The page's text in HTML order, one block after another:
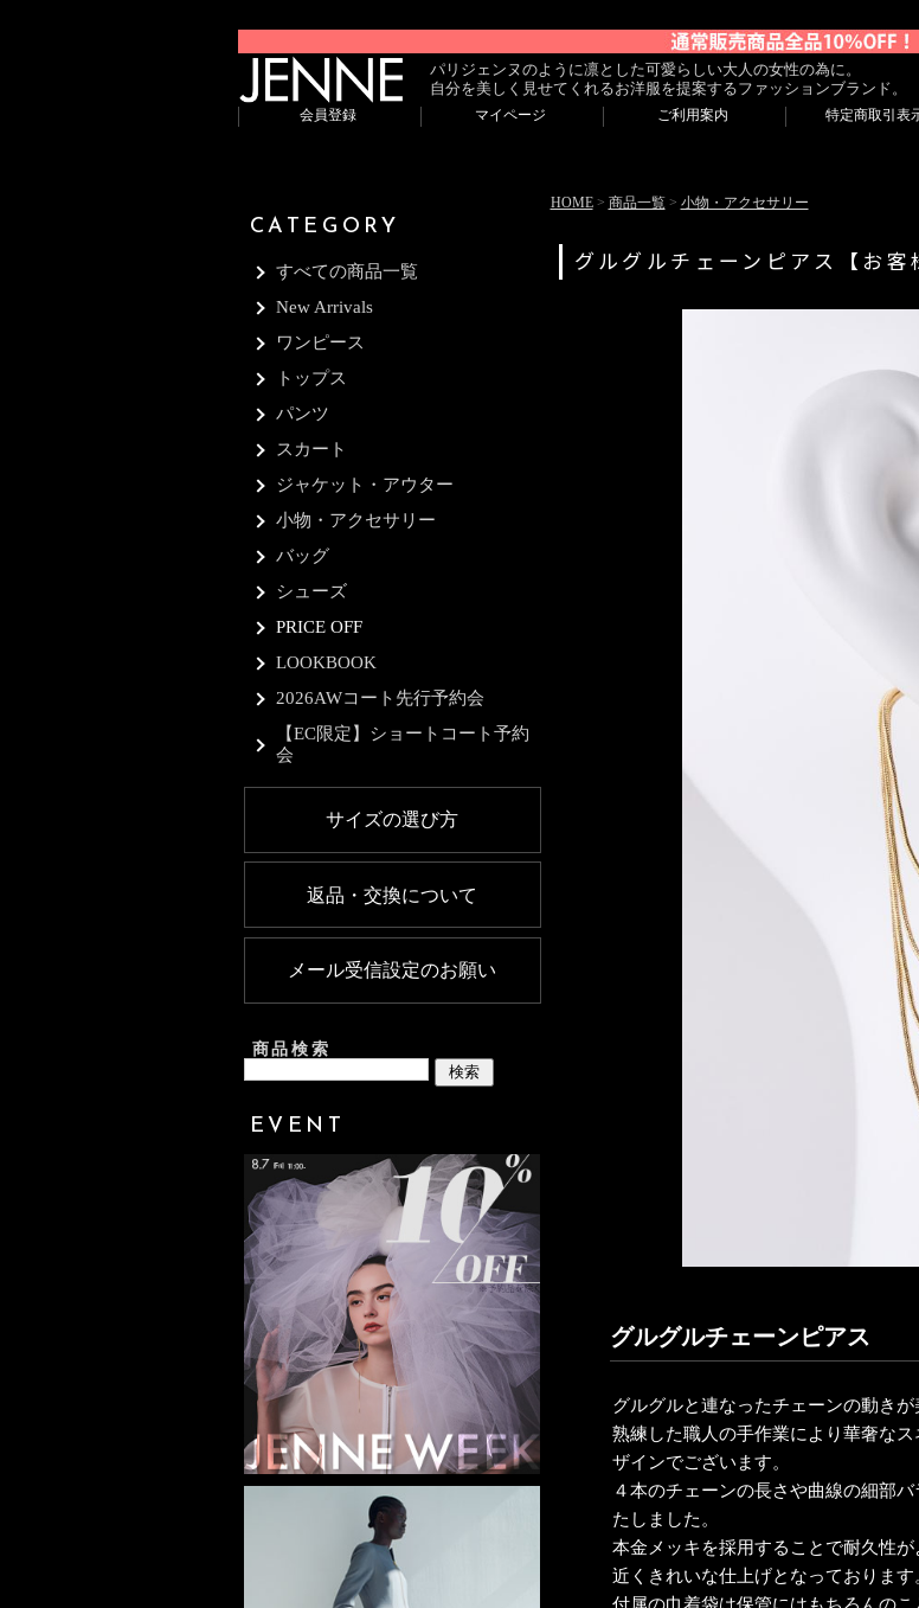
パリジェンヌのように凛とした可愛らしい大人の女性の為に。
自分を美しく見せてくれるお洋服を提案するファッションブランド。
会員登録 マイページ ご利用案内 特定商取引表
CATEGORY
すべての商品一覧
New Arrivals
ワンピース
トップス
パンツ
スカート
ジャケット・アウター
小物・アクセサリー
バッグ
シューズ
PRICE OFF
LOOKBOOK
2026AWコート先行予約会
【EC限定】ショートコート予約
会
サイズの選び方
返品・交換について
メール受信設定のお願い
商品検索
EVENT
HOME> 商品一覧> 小物・アクセサリー
グルグルチェーンピアス【お
グルグルチェーンピアス
グルグルと連なったチェーンの動きが
熟練した職人の手作業により華奢な
ザインでございます。
４本のチェーンの長さや曲線の細部
たしました。
本金メッキを採用することで耐久性
近くきれいな仕上げとなっております